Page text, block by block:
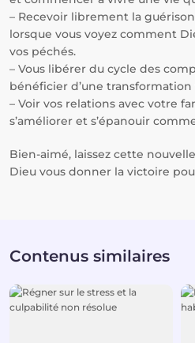
– Recevoir librement la
lorsque vous voyez comment
vos péchés.
– Vous libérer du cycle des
bénéficier d’une
– Voir vos relations avec votre
s’améliorer et s’épanouir
Bien-aimé, laissez cette
Dieu vous donner la victoire
Contenus similaires